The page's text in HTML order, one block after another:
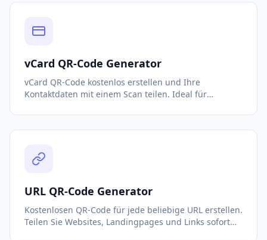
vCard QR-Code Generator
vCard QR-Code kostenlos erstellen und Ihre
Kontaktdaten mit einem Scan teilen. Ideal für
Networking.
URL QR-Code Generator
Kostenlosen QR-Code für jede beliebige URL erstellen.
Teilen Sie Websites, Landingpages und Links sofort